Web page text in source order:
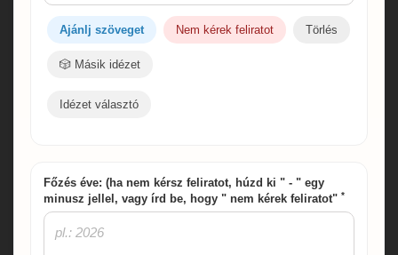
Ajánlj szöveget Nem kérek feliratot Törlés
🎲 Másik idézet
Idézet választó
Főzés éve: (ha nem kérsz feliratot, húzd ki " - " egy
minusz jellel, vagy írd be, hogy " nem kérek feliratot" *